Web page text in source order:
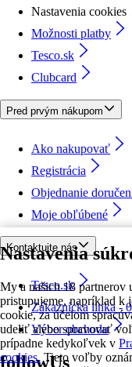
Nastavenia
My a našich 18 partnerov
pristupujeme, napríklad k
cookie, za účelom
udeliť alebo spravovať
prípadne kedykoľvek v
cookies. Tieto voľby
Nastavenia cookies
Možnosti platby
Tesco.sk
Clubcard
Pred prvým nákupom
Ako nakupovať
Registrácia
Objednanie
Moje obľúbené
Kontaktujte nás
Tesco.sk
Zákaznícka linka -
Výber obchodu
followUs